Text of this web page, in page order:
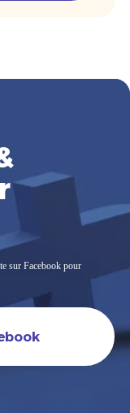
sur Facebook pour